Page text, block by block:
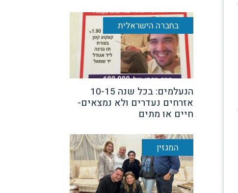
בחברה הישראלית
הנעלמים: בכל שנה 10-15
אזרחים נעדרים ולא נמצאים-
חיים או מתים
המגזין